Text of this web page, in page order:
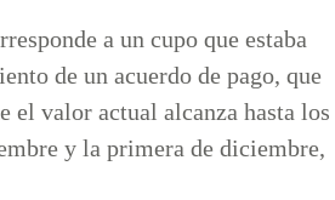
a un cupo que estaba
de un acuerdo de pago, que
el valor actual alcanza hasta los
y la primera de diciembre,